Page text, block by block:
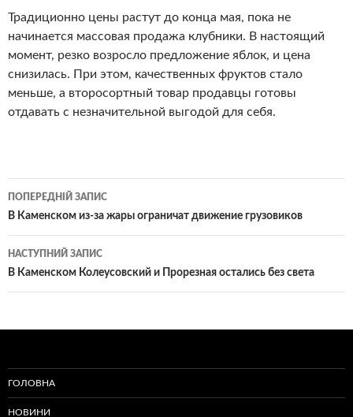
Традиционно цены растут до конца мая, пока не
начинается массовая продажа клубники. В настоящий
момент, резко возросло предложение яблок, и цена
снизилась. При этом, качественных фруктов стало
меньше, а второсортный товар продавцы готовы
отдавать с незначительной выгодой для себя.
Навігація
по
записам
ПОПЕРЕДНІЙ ЗАПИС
В Каменском из-за жары ограничат движение грузовиков
НАСТУПНИЙ ЗАПИС
В Каменском Колеусовский и Прорезная остались без света
ГОЛОВНА
НОВИНИ